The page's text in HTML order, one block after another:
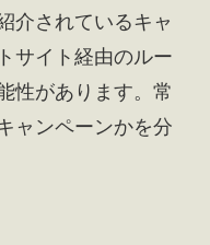
介されているキャ
サイト経由のルー
性があります。常
ャンペーンかを分